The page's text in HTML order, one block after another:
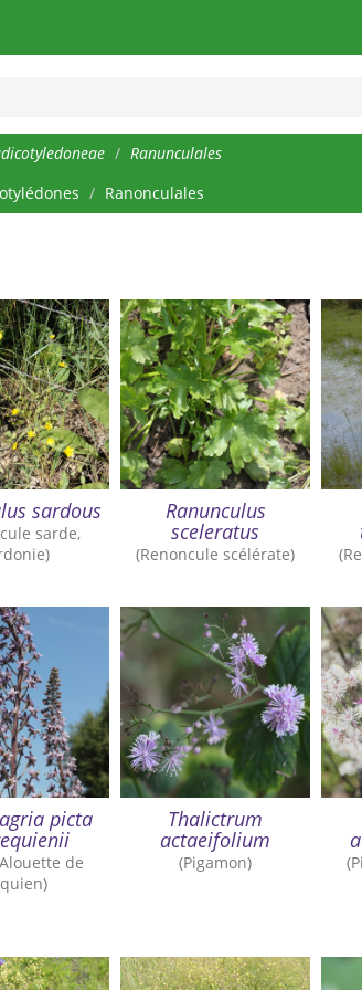
Ranunculales
Ranonculales
sardous
sarde,
Ranunculus
sceleratus
(Renoncule scélérate)
picta
de
Thalictrum
actaeifolium
(Pigamon)